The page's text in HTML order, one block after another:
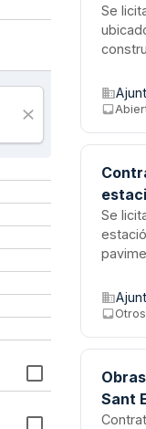
Se
del
Se
de la
Otros
Sant